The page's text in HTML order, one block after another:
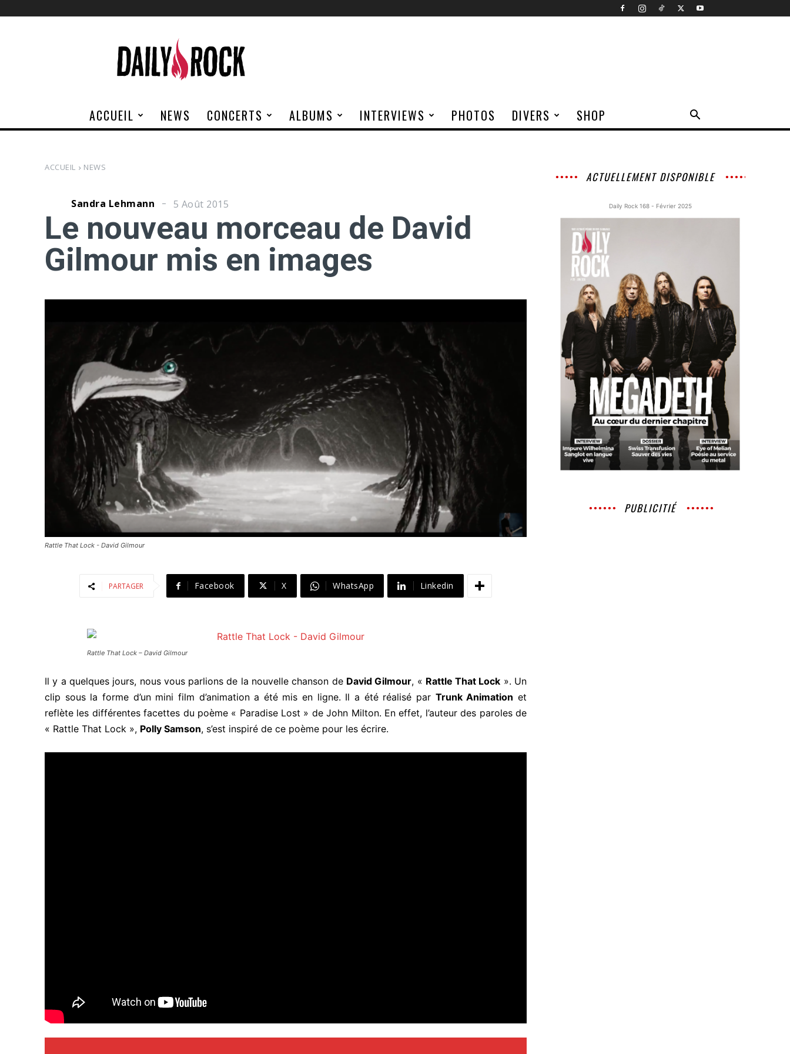
Rock
ACCUEIL NEWS CONCERTS ALBUMS INTERVIEWS PHOTOS DIVERS SHOP
ACCUEIL NEWS
Sandra Lehmann 5 Août 2015
Le nouveau morceau de David
Gilmour mis en images
Rattle That Lock - David Gilmour
PARTAGER Facebook X WhatsApp Linkedin
Rattle That Lock – David Gilmour
Il y a quelques jours, nous vous parlions de la nouvelle chanson de David Gilmour, « Rattle That Lock ». Un
clip sous la forme d’un mini film d’animation a été mis en ligne. Il a été réalisé par Trunk Animation et
reflète les différentes facettes du poème « Paradise Lost » de John Milton. En effet, l’auteur des paroles de
« Rattle That Lock », Polly Samson, s’est inspiré de ce poème pour les écrire.
ACTUELLEMENT DISPONIBLE
Daily Rock 168 - Février 2025
PUBLICITIÉ